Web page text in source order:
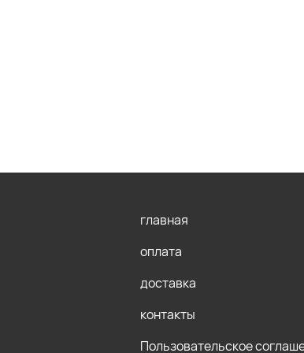
главная
оплата
доставка
контакты
Пользовательское